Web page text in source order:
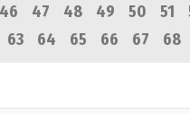
46 47 48 49 50 51
63 64 65 66 67 68